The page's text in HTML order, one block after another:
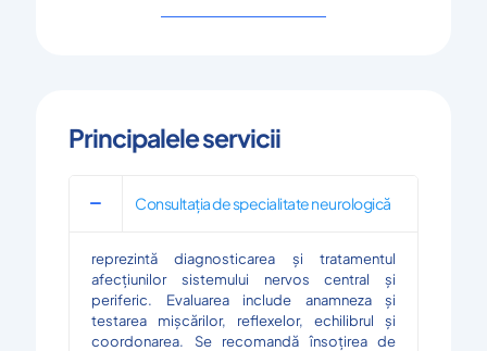
Principalele servicii
Consultația de specialitate neurologică
reprezintă diagnosticarea și tratamentul
afecțiunilor sistemului nervos central și
periferic. Evaluarea include anamneza și
testarea mișcărilor, reflexelor, echilibrul și
coordonarea. Se recomandă însoțirea de